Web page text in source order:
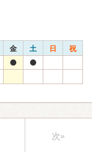
金 土 日 祝
次»